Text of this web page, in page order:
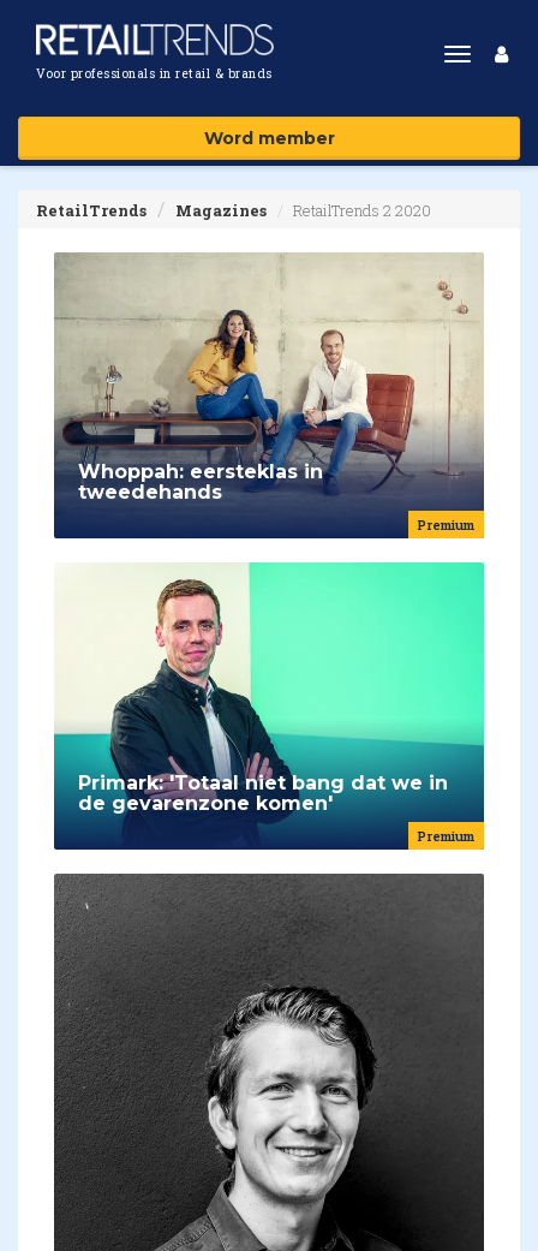
Voor professionals in retail & brands
Toggle
Word member
RetailTrends Magazines RetailTrends 2 2020
Premium
Whoppah: eersteklas in
tweedehands
Premium
Primark: 'Totaal niet bang dat we in
de gevarenzone komen'